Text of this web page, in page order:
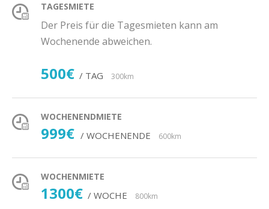
TAGESMIETE
Der Preis für die Tagesmieten kann am
Wochenende abweichen.
500€ / TAG 300km
WOCHENENDMIETE
999€ / WOCHENENDE 600km
WOCHENMIETE
1300€ / WOCHE 800km